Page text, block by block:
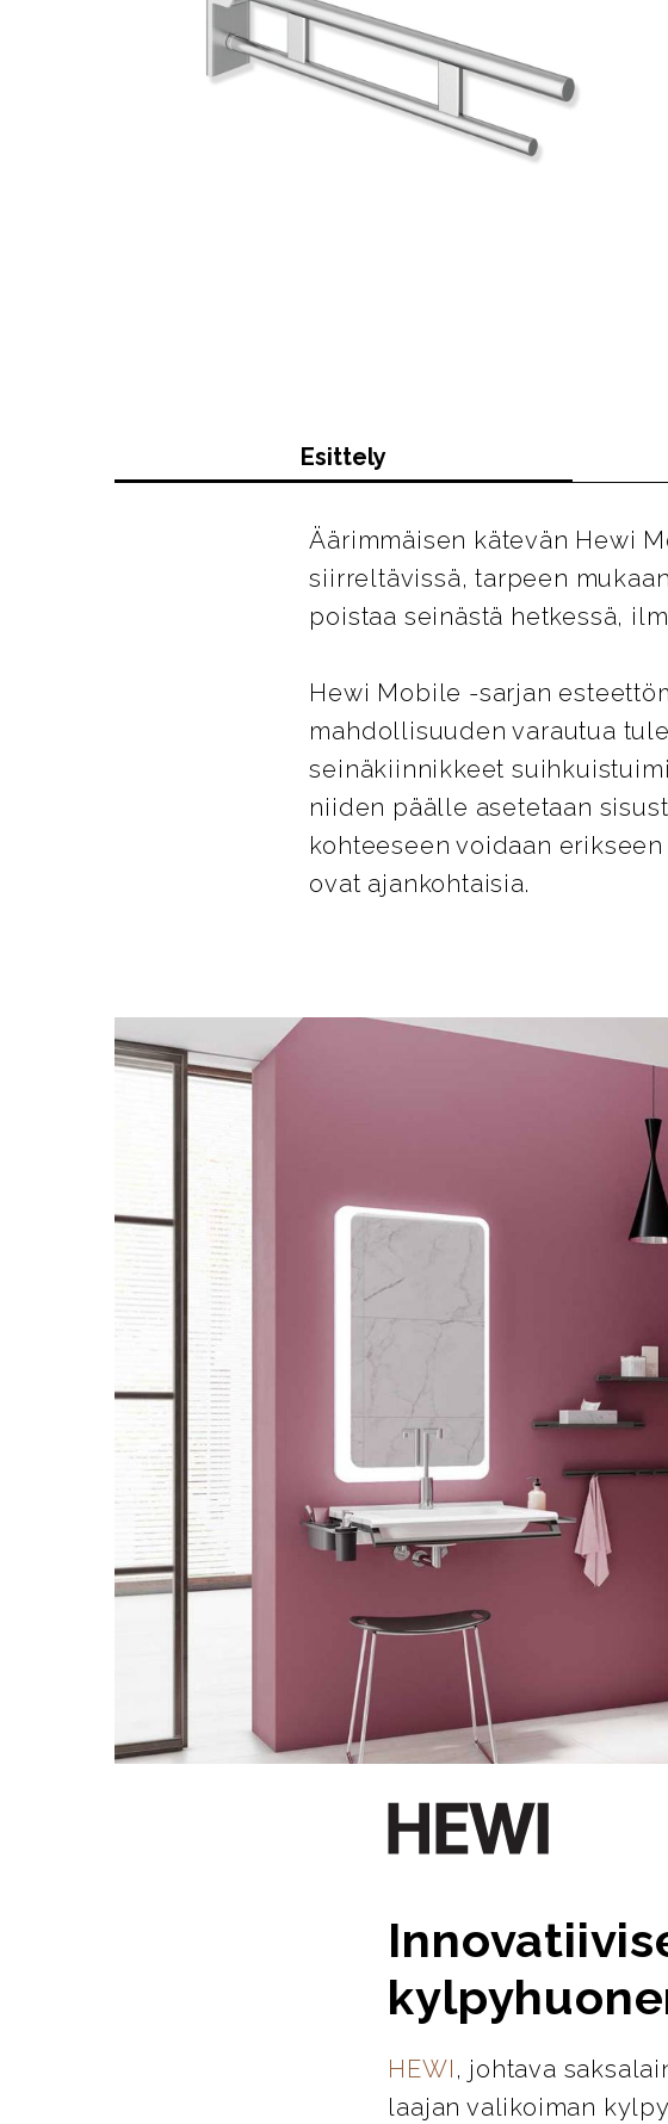
Esittely
Äärimmäisen kätevän Hewi
siirreltävissä, tarpeen
poistaa seinästä hetkessä,
Hewi Mobile -sarjan
mahdollisuuden varautua
seinäkiinnikkeet
niiden päälle asetetaan
kohteeseen voidaan
ovat ajankohtaisia.
HEWI , johtava
laajan valikoiman